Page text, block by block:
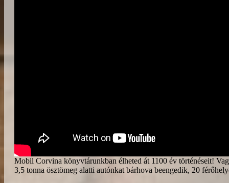
Mobil Corvina könyvtárunkban élheted át 1100 év történéseit!
3,5 tonna ösztömeg alatti autónkat bárhova beengedik, 20